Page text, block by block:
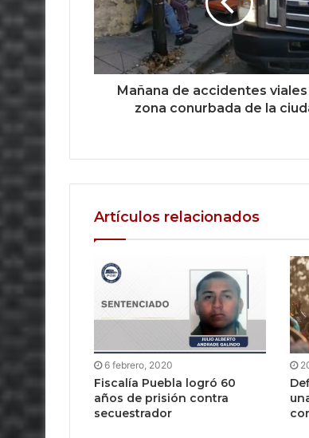
Mañana de accidentes viales
zona conurbada de la
Artículos relacionados
6 febrero, 2020
Fiscalía Puebla logró 60
años de prisión contra
secuestrador